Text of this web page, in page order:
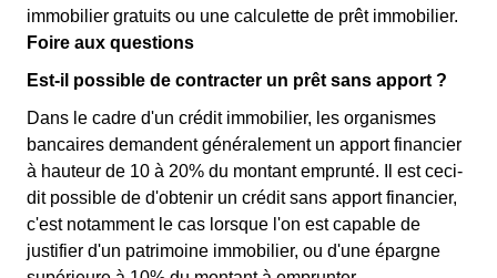
immobilier gratuits ou une calculette de prêt immobilier.
Foire aux questions
Est-il possible de contracter un prêt sans apport ?
Dans le cadre d'un crédit immobilier, les organismes
bancaires demandent généralement un apport financier
à hauteur de 10 à 20% du montant emprunté. Il est ceci-
dit possible de d'obtenir un crédit sans apport financier,
c'est notamment le cas lorsque l'on est capable de
justifier d'un patrimoine immobilier, ou d'une épargne